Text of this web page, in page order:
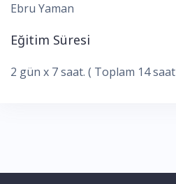
Ebru Yaman
Eğitim Süresi
2 gün x 7 saat. ( Toplam 14 saat